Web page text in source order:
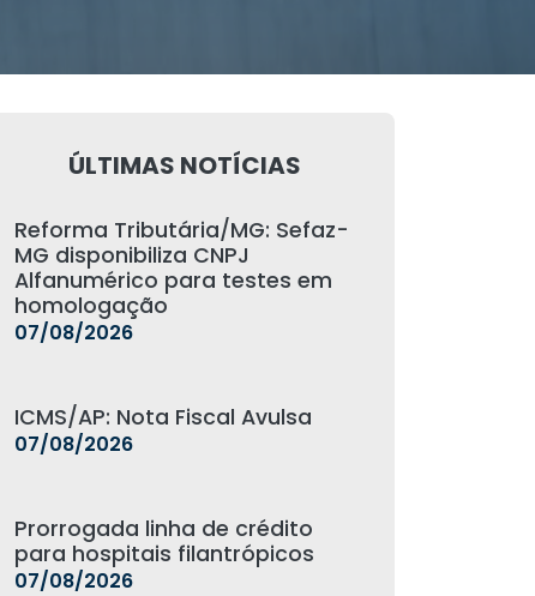
ÚLTIMAS NOTÍCIAS
Reforma Tributária/MG: Sefaz-
MG disponibiliza CNPJ
Alfanumérico para testes em
homologação
07/08/2026
ICMS/AP: Nota Fiscal Avulsa
07/08/2026
Prorrogada linha de crédito
para hospitais filantrópicos
07/08/2026